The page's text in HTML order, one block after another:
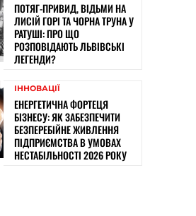
ПОТЯГ-ПРИВИД, ВІДЬМИ НА
ЛИСІЙ ГОРІ ТА ЧОРНА ТРУНА У
РАТУШІ: ПРО ЩО
РОЗПОВІДАЮТЬ ЛЬВІВСЬКІ
ЛЕГЕНДИ?
ІННОВАЦІЇ
ЕНЕРГЕТИЧНА ФОРТЕЦЯ
БІЗНЕСУ: ЯК ЗАБЕЗПЕЧИТИ
БЕЗПЕРЕБІЙНЕ ЖИВЛЕННЯ
ПІДПРИЄМСТВА В УМОВАХ
НЕСТАБІЛЬНОСТІ 2026 РОКУ